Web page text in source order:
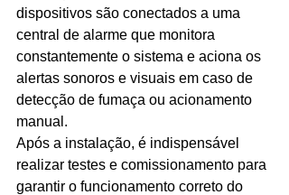
dispositivos são conectados a uma
central de alarme que monitora
constantemente o sistema e aciona os
alertas sonoros e visuais em caso de
detecção de fumaça ou acionamento
manual.
Após a instalação, é indispensável
realizar testes e comissionamento para
garantir o funcionamento correto do